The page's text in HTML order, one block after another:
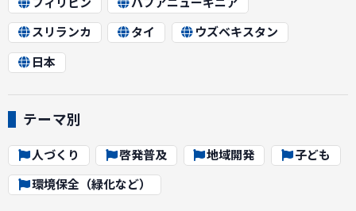
スリランカ
タイ
ウズベキスタン
日本
テーマ別
人づくり 啓発普及 地域開発
子ども
環境保全（緑化など）